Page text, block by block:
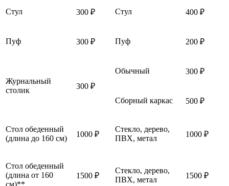
Стул 300 ₽ Стул 400 ₽
Пуф 300 ₽ Пуф 200 ₽
Журнальный
столик
300 ₽
Обычный 300 ₽
Сборный каркас 500 ₽
Стол обеденный
(длина до 160 см)
1000 ₽
Стекло, дерево,
ПВХ, метал
1000 ₽
Стол обеденный
(длина от 160
см)**
1500 ₽
Стекло, дерево,
ПВХ, метал
1500 ₽